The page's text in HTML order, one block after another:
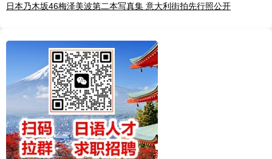
日本乃木坂46梅泽美波第二本写真集 意大利街拍先行照公开